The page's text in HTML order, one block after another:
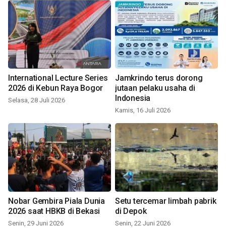
International Lecture Series
2026 di Kebun Raya Bogor
Selasa, 28 Juli 2026
Jamkrindo terus dorong
jutaan pelaku usaha di
Indonesia
Kamis, 16 Juli 2026
Nobar Gembira Piala Dunia
2026 saat HBKB di Bekasi
Senin, 29 Juni 2026
Setu tercemar limbah pabrik
di Depok
Senin, 22 Juni 2026